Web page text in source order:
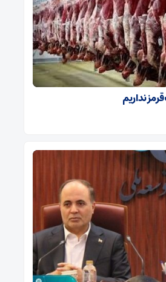
نداریم